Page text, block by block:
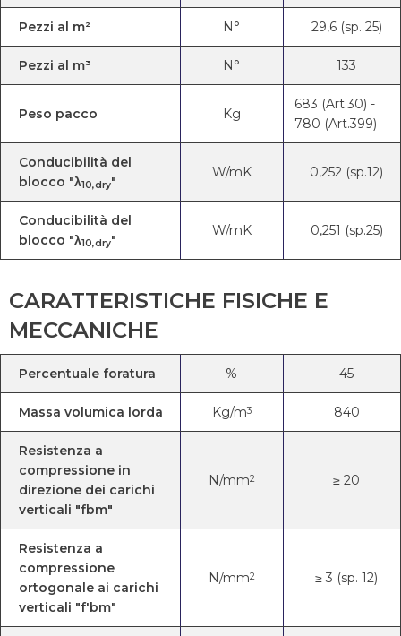
Pezzi al m² N° 29,6 (sp. 25)
Pezzi al m³ N° 133
Peso pacco Kg
683 (Art.30) -
780 (Art.399)
Conducibilità del
blocco "λ10,dry"
W/mK 0,252 (sp.12)
Conducibilità del
blocco "λ10,dry"
W/mK 0,251 (sp.25)
CARATTERISTICHE FISICHE E
MECCANICHE
Percentuale foratura % 45
Massa volumica lorda Kg/m3 840
Resistenza a
compressione in
direzione dei carichi
verticali "fbm"
N/mm2 ≥ 20
Resistenza a
compressione
ortogonale ai carichi
verticali "f'bm"
N/mm2 ≥ 3 (sp. 12)